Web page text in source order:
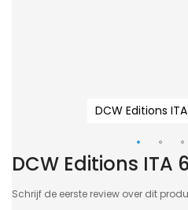
DCW Editions
Ga
het
DCW Editions
Schrijf de eerste review over dit